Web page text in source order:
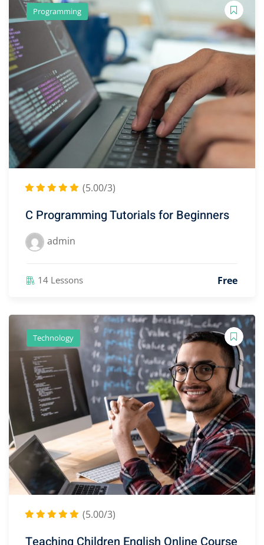
Programming
(5.00/3)
C Programming Tutorials for Beginners
admin
14 Lessons Free
Technology
(5.00/3)
Teaching Children English Online Course